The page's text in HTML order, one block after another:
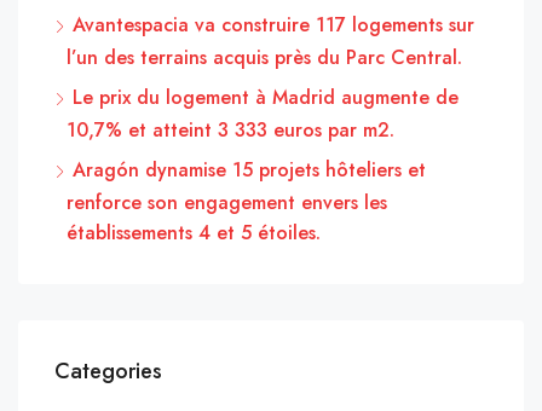
Avantespacia va construire 117 logements sur
l’un des terrains acquis près du Parc Central.
Le prix du logement à Madrid augmente de
10,7% et atteint 3 333 euros par m2.
Aragón dynamise 15 projets hôteliers et
renforce son engagement envers les
établissements 4 et 5 étoiles.
Categories